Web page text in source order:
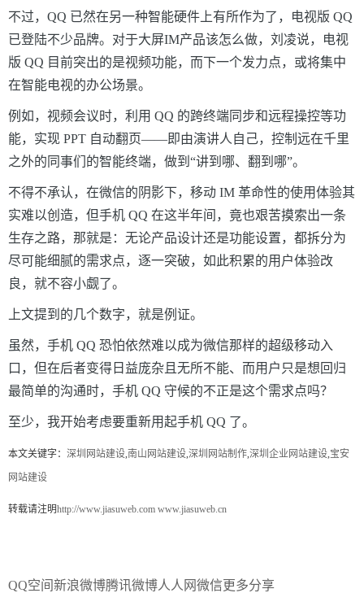
不过，QQ 已然在另一种智能硬件上有所作为了，电视版 QQ
已登陆不少品牌。对于大屏IM产品该怎么做，刘凌说，电视
版 QQ 目前突出的是视频功能，而下一个发力点，或将集中
在智能电视的办公场景。
例如，视频会议时，利用 QQ 的跨终端同步和远程操控等功
能，实现 PPT 自动翻页——即由演讲人自己，控制远在千里
之外的同事们的智能终端，做到“讲到哪、翻到哪”。
不得不承认，在微信的阴影下，移动 IM 革命性的使用体验其
实难以创造，但手机 QQ 在这半年间，竟也艰苦摸索出一条
生存之路，那就是：无论产品设计还是功能设置，都拆分为
尽可能细腻的需求点，逐一突破，如此积累的用户体验改
良，就不容小觑了。
上文提到的几个数字，就是例证。
虽然，手机 QQ 恐怕依然难以成为微信那样的超级移动入
口，但在后者变得日益庞杂且无所不能、而用户只是想回归
最简单的沟通时，手机 QQ 守候的不正是这个需求点吗？
至少，我开始考虑要重新用起手机 QQ 了。
本文关键字： 深圳网站建设,南山网站建设,深圳网站制作,深圳企业网站建设,宝安
网站建设
转载请注明http://www.jiasuweb.com www.jiasuweb.cn
QQ空间 新浪微博腾讯微博人人网微信更多分享